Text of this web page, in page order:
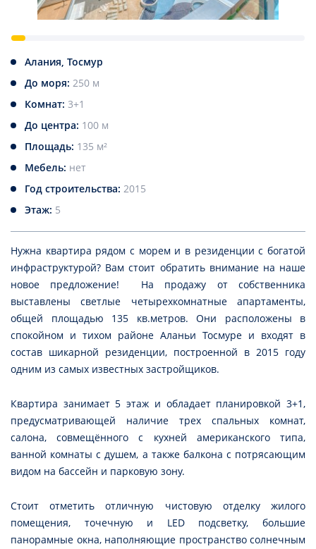
Алания, Тосмур
До моря: 250 м
Комнат: 3+1
До центра: 100 м
Площадь: 135 м²
Мебель: нет
Год строительства: 2015
Этаж: 5
Нужна квартира рядом с морем и в резиденции с богатой
инфраструктурой? Вам стоит обратить внимание на наше
новое предложение! На продажу от собственника
выставлены светлые четырехкомнатные апартаменты,
общей площадью 135 кв.метров. Они расположены в
спокойном и тихом районе Аланьи Тосмуре и входят в
состав шикарной резиденции, построенной в 2015 году
одним из самых известных застройщиков.
Квартира занимает 5 этаж и обладает планировкой 3+1,
предусматривающей наличие трех спальных комнат,
салона, совмещённого с кухней американского типа,
ванной комнаты с душем, а также балкона с потрясающим
видом на бассейн и парковую зону.
Стоит отметить отличную чистовую отделку жилого
помещения, точечную и LED подсветку, большие
панорамные окна, наполняющие пространство солнечным